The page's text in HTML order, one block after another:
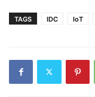
TAGS IDC IoT